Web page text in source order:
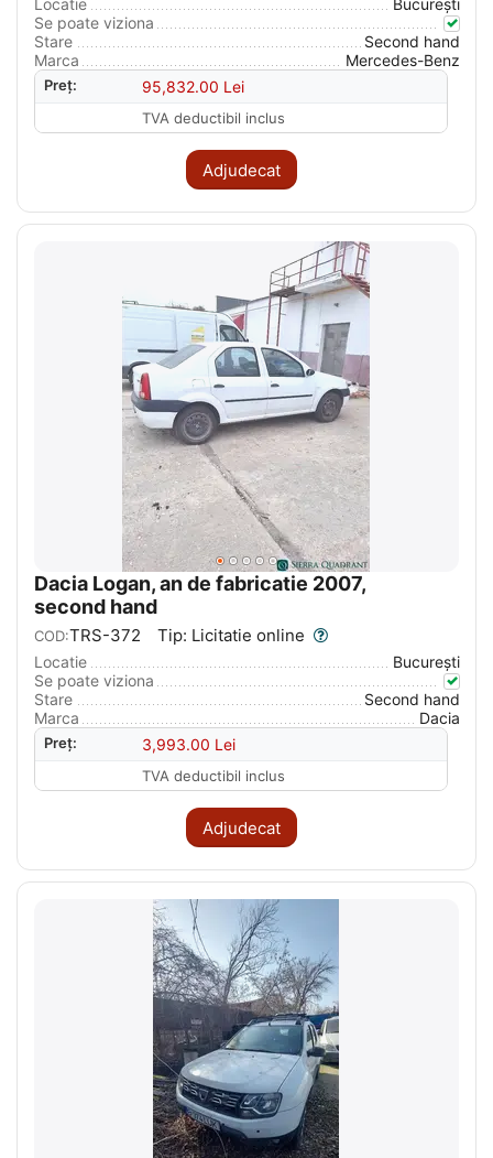
Locatie
București
Se poate viziona
Stare
Second hand
Marca
Mercedes-Benz
Preț: 95,832.00 Lei
TVA deductibil inclus
Adjudecat
Dacia Logan, an de fabricatie 2007,
second hand
COD:TRS-372 Tip: Licitatie online
Locatie
București
Se poate viziona
Stare
Second hand
Marca
Dacia
Preț: 3,993.00 Lei
TVA deductibil inclus
Adjudecat